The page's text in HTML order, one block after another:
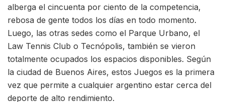
alberga el cincuenta por ciento de la competencia,
rebosa de gente todos los días en todo momento.
Luego, las otras sedes como el Parque Urbano, el
Law Tennis Club o Tecnópolis, también se vieron
totalmente ocupados los espacios disponibles. Según
la ciudad de Buenos Aires, estos Juegos es la primera
vez que permite a cualquier argentino estar cerca del
deporte de alto rendimiento.